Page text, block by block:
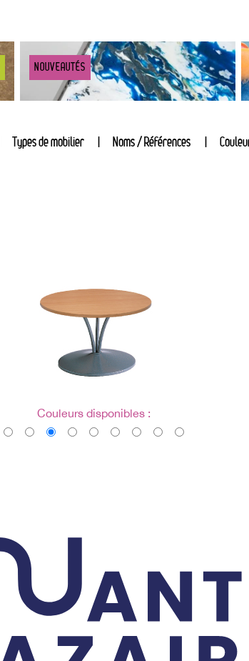
NOUVEAUTÉS
Types de mobilier Noms / Références
Couleurs disponibles :